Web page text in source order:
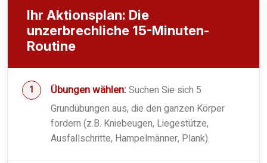
Ihr Aktionsplan: Die
unzerbrechliche 15-Minuten-
Routine
Übungen wählen:Suchen Sie sich 5
Grundübungen aus, die den ganzen Körper
fordern (z.B. Kniebeugen, Liegestütze,
Ausfallschritte, Hampelmänner, Plank).